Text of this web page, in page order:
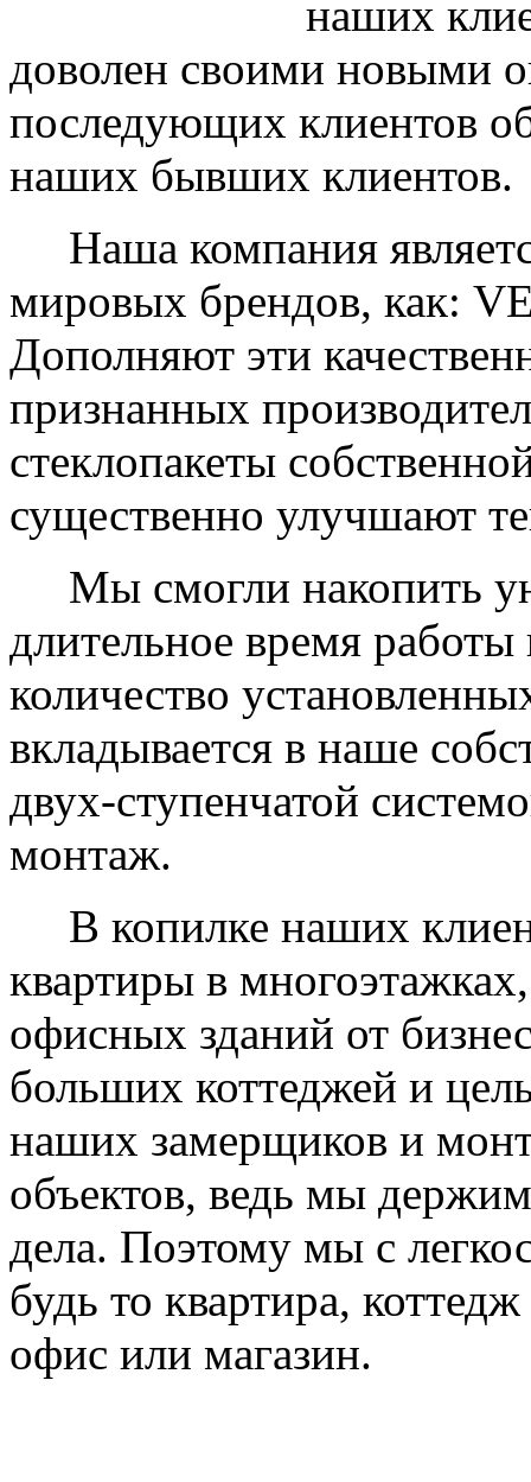
наших
доволен своими новыми
последующих клиентов
наших бывших клиентов.
Наша компания
мировых брендов, как:
Дополняют эти
признанных
стеклопакеты
существенно улучшают
Мы смогли накопить
длительное время
количество
вкладывается в наше
двух-ступенчатой
монтаж.
В копилке наших
квартиры в
офисных зданий от
больших коттеджей и
наших замерщиков и
объектов, ведь мы
дела. Поэтому мы с
будь то квартира,
офис или магазин.